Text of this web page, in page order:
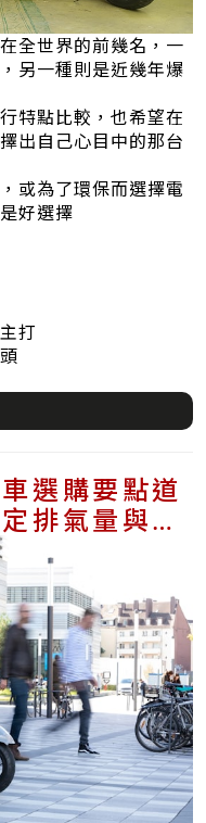
全世界的前幾名，一
另一種則是近幾年爆
特點比較，也希望在
出自己心目中的那台
或為了環保而選擇電
好選擇
打
選購要點道
排氣量與預